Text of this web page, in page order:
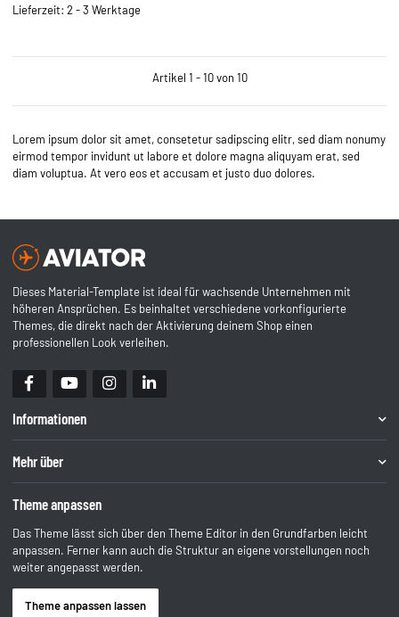
Lieferzeit: 2 - 3 Werktage
Artikel 1 - 10 von 10
Lorem ipsum dolor sit amet, consetetur sadipscing elitr, sed diam nonumy
eirmod tempor invidunt ut labore et dolore magna aliquyam erat, sed
diam voluptua. At vero eos et accusam et justo duo dolores.
Dieses Material-Template ist ideal für wachsende Unternehmen mit
höheren Ansprüchen. Es beinhaltet verschiedene vorkonfigurierte
Themes, die direkt nach der Aktivierung deinem Shop einen
professionellen Look verleihen.
Informationen
Mehr über
Theme anpassen
Das Theme lässt sich über den Theme Editor in den Grundfarben leicht
anpassen. Ferner kann auch die Struktur an eigene vorstellungen noch
weiter angepasst werden.
Theme anpassen lassen